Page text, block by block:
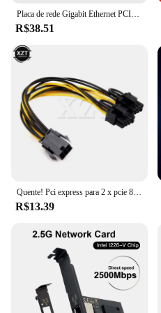
Placa de rede Gigabit Ethernet PCIE, Adaptador PCI Express X1 para RJ45, 10 Mbps, 100 Mbps, 1000Mbps, Chip RTL8111H, Placas LAN para desktop, PC
R$38.51
R$13.39